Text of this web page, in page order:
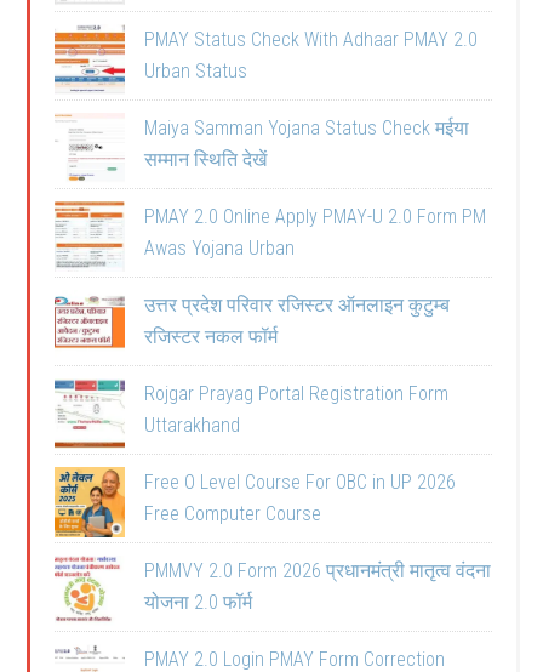
PMAY Status Check With Adhaar PMAY 2.0
Urban Status
Maiya Samman Yojana Status Check मईया
सम्मान स्थिति देखें
PMAY 2.0 Online Apply PMAY-U 2.0 Form PM
Awas Yojana Urban
उत्तर प्रदेश परिवार रजिस्टर ऑनलाइन कुटुम्ब
रजिस्टर नकल फॉर्म
Rojgar Prayag Portal Registration Form
Uttarakhand
Free O Level Course For OBC in UP 2026
Free Computer Course
PMMVY 2.0 Form 2026 प्रधानमंत्री मातृत्व वंदना
योजना 2.0 फॉर्म
PMAY 2.0 Login PMAY Form Correction